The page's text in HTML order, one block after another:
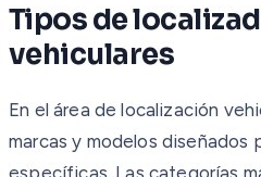
Tipos de
vehiculares
En el área de localización
marcas y modelos diseñados
específicas. Las categorías